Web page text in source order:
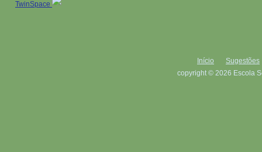
TwinSpace
Início
Sugestões
copyright © 2026 Escola